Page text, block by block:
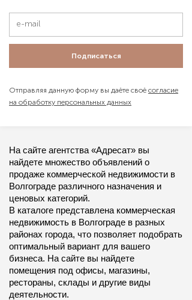
Подписаться
Отправляя данную форму вы даёте своё согласие
на обработку персональных данных
На сайте агентства «Адресат» вы
найдете множество объявлений о
продаже коммерческой недвижимости в
Волгограде различного назначения и
ценовых категорий.
В каталоге представлена коммерческая
недвижимость в Волгограде в разных
районах города, что позволяет подобрать
оптимальный вариант для вашего
бизнеса. На сайте вы найдете
помещения под офисы, магазины,
рестораны, склады и другие виды
деятельности.